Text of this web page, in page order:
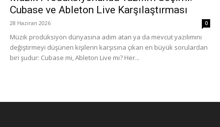
Cubase ve Ableton Live Karşılaştırması
28 Haziran 2026 0
Müzik prodüksiyon dünyasına adım atan ya da mevcut yazılımını
değiştirmeyi düşünen kişilerin karşısına çıkan en büyük sorulardan
biri şudur: Cubase mi, Ableton Live mı? Her...